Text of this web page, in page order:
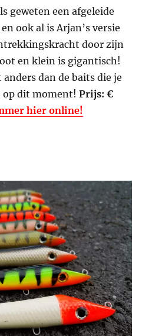
geweten een afgeleide
ook al is Arjan’s versie
door zijn
en klein is gigantisch!
dan de baits die je
op dit moment!Prijs: €
hier online!